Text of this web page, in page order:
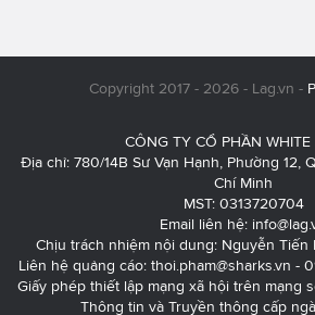
Copyright 2017 - 2026 - Lag.vn -
CÔNG TY CỔ PHẦN WHITE
Địa chỉ: 780/14B Sư Vạn Hạnh, Phường 12,
Chí Minh
MST: 0313720704
Email liên hệ:
Chịu trách nhiệm nội dung: Nguyễn Tiến
Liên hệ quảng cáo: thoi.pham@sharks.vn -
Giấy phép thiết lập mạng xã hội trên mạng
Thông tin và Truyền thông cấp